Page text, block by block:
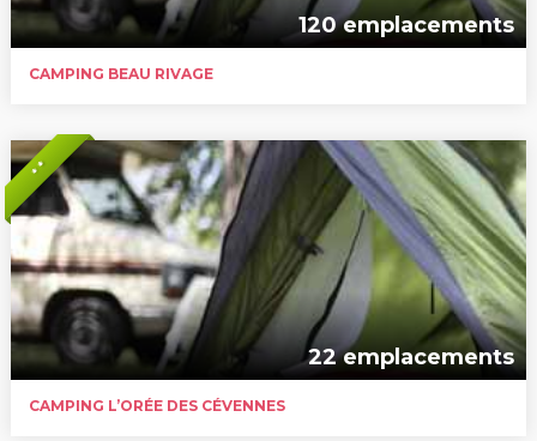
120 emplacements
CAMPING BEAU RIVAGE
* *
22 emplacements
CAMPING L’ORÉE DES CÉVENNES